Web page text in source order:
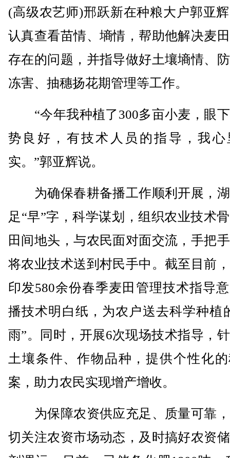
(高级农艺师)邢跃新在种粮大户郭亚
认真查看苗情、墒情，帮助他解决麦
存在的问题，并指导做好土壤墒情、
冻害、抽穗扬花期管理等工作。
“今年我种植了300多亩小麦，眼
势良好，有技术人员的指导，我心
实。”郭亚辉说。
为确保春耕备播工作顺利开展，
足“早”字，科学谋划，组织农业技术
田间地头，与农民面对面交流，手把
将农业技术送到村民手中。截至目前
印发580余份春季麦田管理技术指导
播技术明白纸，为农户送去科学种植
雨”。同时，开展6次现场技术指导，
土壤条件、作物品种，提供个性化
案，助力农民实现增产增收。
为保障农资供应充足、质量可靠
切关注农资市场动态，及时搞好农资